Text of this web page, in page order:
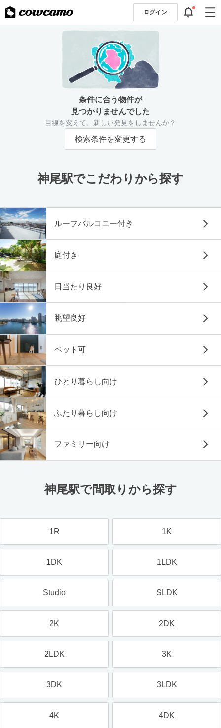
ログイン
条件に合う物件が
見つかりませんでした
目線を変えて、新しい発見をしませんか？
検索条件を変更する
神尾駅でこだわりから探す
ルーフバルコニー付き
庭付き
日当たり良好
眺望良好
ペット可
ひとり暮らし向け
ふたり暮らし向け
ファミリー向け
神尾駅で間取りから探す
1R 1K
1DK 1LDK
Studio SLDK
2K 2DK
2LDK 3K
3DK 3LDK
4K 4DK